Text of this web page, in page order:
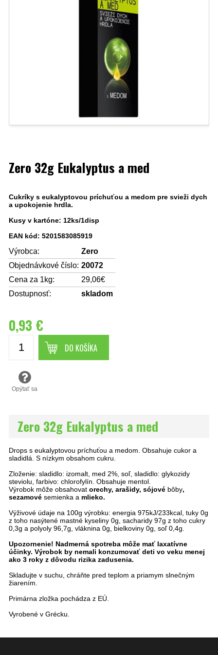
Zero 32g Eukalyptus a med
Cukríky s eukalyptovou príchuťou a medom pre svieži dych
a upokojenie hrdla.
Kusy v kartóne: 12ks/1disp
EAN kód: 5201583085919
Výrobca:
Zero
Objednávkové číslo: 20072
Cena za 1kg:
29,06€
Dostupnosť:
skladom
0,93 €
DO KOŠÍKA
Opýtať sa
Zero 32g Eukalyptus a med
Drops s eukalyptovou príchuťou a medom. Obsahuje cukor a
sladidlá. S nízkym obsahom cukru.
Zloženie: sladidlo: izomalt, med 2%, soľ, sladidlo: glykozidy
steviolu, farbivo: chlorofylín. Obsahuje mentol.
Výrobok môže obsahovat orechy, arašidy, sójové bôby,
sezamové semienka a mlieko.
Výživové údaje na 100g výrobku: energia 975kJ/233kcal, tuky 0g
z toho nasýtené mastné kyseliny 0g, sacharidy 97g z toho cukry
0,3g a polyoly 96,7g, vláknina 0g, bielkoviny 0g, soľ 0,4g.
Upozornenie! Nadmerná spotreba môže mať laxatívne
účinky. Výrobok by nemali konzumovať deti vo veku menej
ako 3 roky z dôvodu rizika zadusenia.
Skladujte v suchu, chráňte pred teplom a priamym slnečným
žiarením.
Primárna zložka pochádza z EÚ.
Vyrobené v Grécku.